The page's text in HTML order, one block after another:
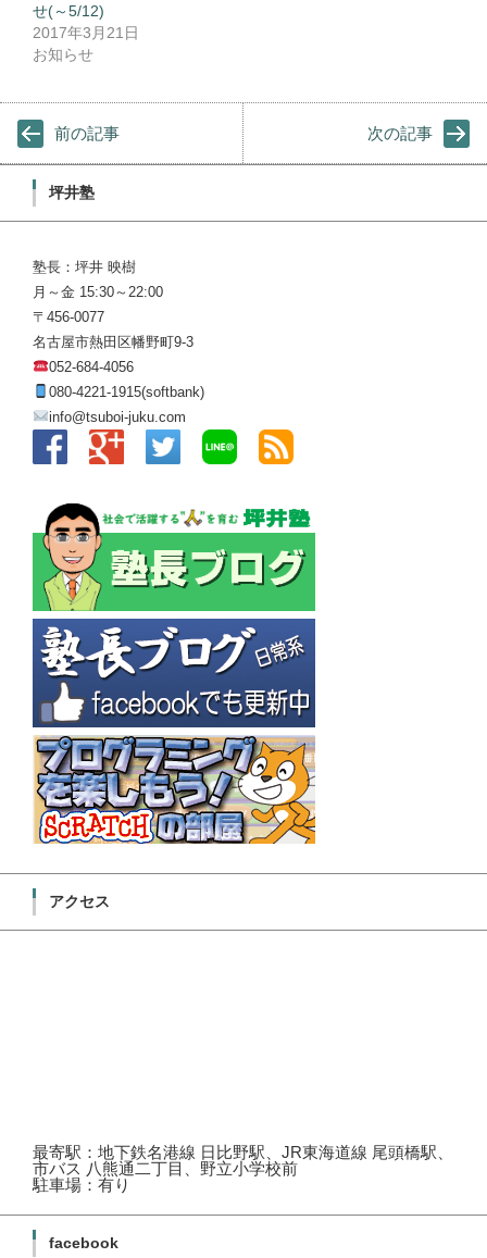
せ(～5/12)
2017年3月21日
お知らせ
前の記事 次の記事
坪井塾
塾長：坪井 映樹
月～金 15:30～22:00
〒456-0077
名古屋市熱田区幡野町9-3
052-684-4056
080-4221-1915(softbank)
info@tsuboi-juku.com
アクセス
最寄駅：地下鉄名港線 日比野駅、JR東海道線 尾頭橋駅、
市バス 八熊通二丁目、野立小学校前
駐車場：有り
facebook